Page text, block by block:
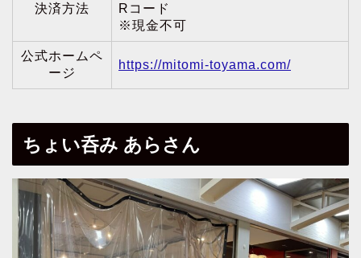
決済方法
Rコード
※現金不可
公式ホームペ
ージ
https://mitomi-toyama.com/
ちょい呑み あらさん